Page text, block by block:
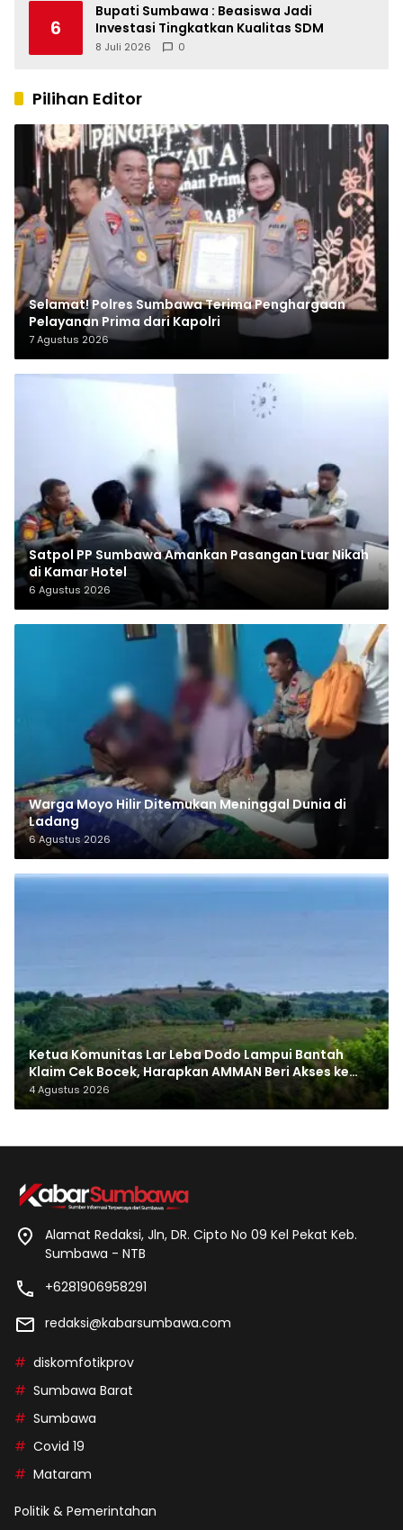
6
Bupati Sumbawa : Beasiswa Jadi
Investasi Tingkatkan Kualitas SDM
8 Juli 2026 0
Pilihan Editor
Selamat! Polres Sumbawa Terima Penghargaan
Pelayanan Prima dari Kapolri
7 Agustus 2026
Satpol PP Sumbawa Amankan Pasangan Luar Nikah
di Kamar Hotel
6 Agustus 2026
Warga Moyo Hilir Ditemukan Meninggal Dunia di
Ladang
6 Agustus 2026
Ketua Komunitas Lar Leba Dodo Lampui Bantah
Klaim Cek Bocek, Harapkan AMMAN Beri Akses ke
Makam Leluhur
4 Agustus 2026
Alamat Redaksi, Jln, DR. Cipto No 09 Kel Pekat Keb.
Sumbawa - NTB
+6281906958291
redaksi@kabarsumbawa.com
diskomfotikprov
Sumbawa Barat
Sumbawa
Covid 19
Mataram
Politik & Pemerintahan